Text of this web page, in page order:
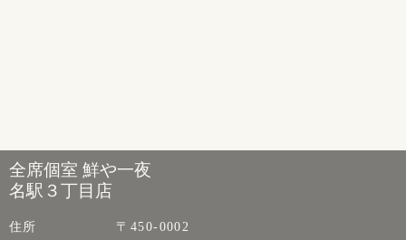
全席個室 鮮や一夜
名駅３丁目店
住所
〒450-0002